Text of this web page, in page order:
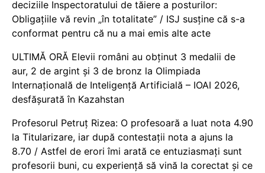
deciziile Inspectoratului de tăiere a posturilor:
Obligațiile vă revin „în totalitate” / ISJ susține că s-a
conformat pentru că nu a mai emis alte acte
ULTIMĂ ORĂ Elevii români au obținut 3 medalii de
aur, 2 de argint și 3 de bronz la Olimpiada
Internațională de Inteligență Artificială – IOAI 2026,
desfășurată în Kazahstan
Profesorul Petruț Rizea: O profesoară a luat nota 4.90
la Titularizare, iar după contestații nota a ajuns la
8.70 / Astfel de erori îmi arată ce entuziasmați sunt
profesorii buni, cu experiență să vină la corectat și ce